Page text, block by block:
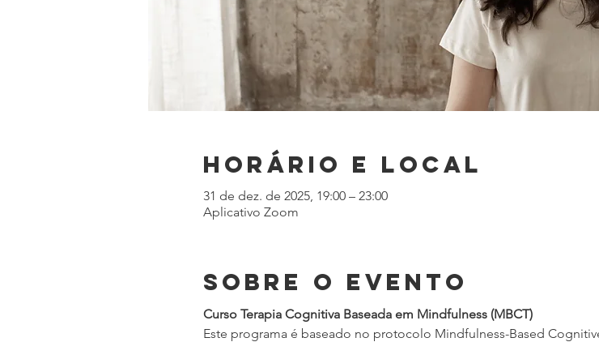
Horário e local
31 de dez. de 2025, 19:00 – 23:00
Aplicativo Zoom
Sobre o evento
Curso Terapia Cognitiva Baseada em Mindfulness (MBCT)
Este programa é baseado no protocolo Mindfulness-Based